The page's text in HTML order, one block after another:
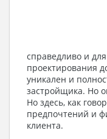
справедливо и
проектирования
уникален и
застройщика. Но
Но здесь, как
предпочтений и
клиента.